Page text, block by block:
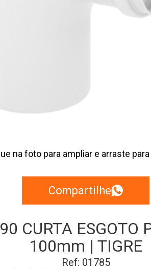
na foto para ampliar e arraste
Compartilhe
CURTA ESGOTO
100mm | TIGRE
Ref: 01785